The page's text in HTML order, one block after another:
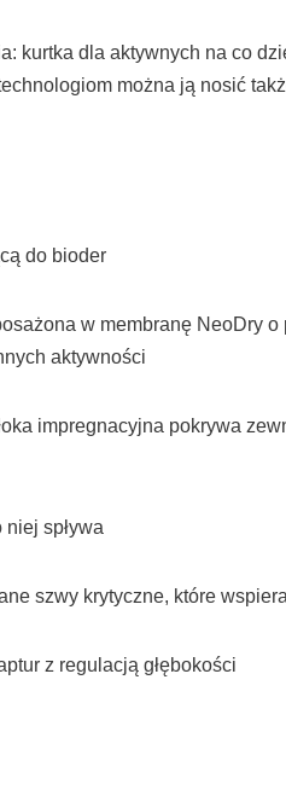
kurtka dla aktywnych na co
można ją nosić
do bioder
w membranę NeoDry
aktywności
impregnacyjna pokrywa
spływa
szwy krytyczne, które
z regulacją głębokości